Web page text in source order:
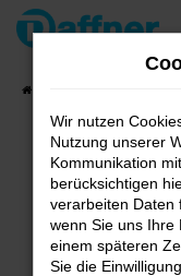
Zum
Hauptinhalt
Wir nutzen
Nutzung unserer
Kommunikation
berücksichtigen
verarbeiten Daten
wenn Sie uns Ihre
einem späteren
Sie die